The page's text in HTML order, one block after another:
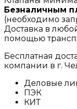
Безналичным
(необходимо
Доставка в
помощью
Бесплатная
компании в г.
Деловые
ПЭК
КИТ